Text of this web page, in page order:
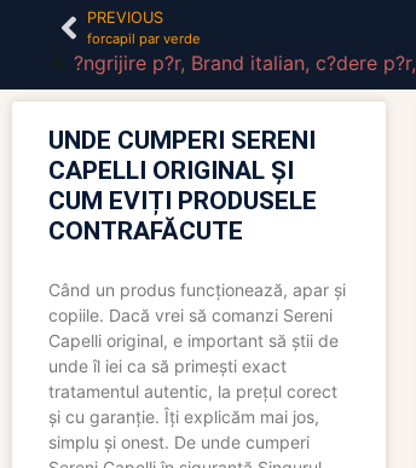
PREVIOUS
forcapil par verde
?ngrijire p?r, Brand italian, c?dere p?r,
UNDE CUMPERI SERENI
CAPELLI ORIGINAL ȘI
CUM EVIȚI PRODUSELE
CONTRAFĂCUTE
Când un produs funcționează, apar și
copiile. Dacă vrei să comanzi Sereni
Capelli original, e important să știi de
unde îl iei ca să primești exact
tratamentul autentic, la prețul corect
și cu garanție. Îți explicăm mai jos,
simplu și onest. De unde cumperi